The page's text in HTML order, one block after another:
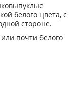
белого цвета, с
стороне.
почти белого